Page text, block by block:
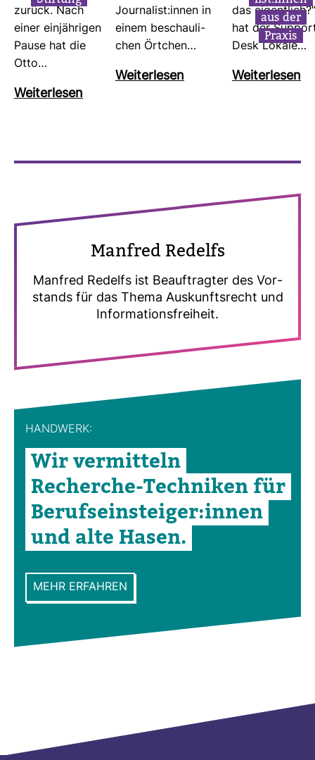
zurück. Nach
einer ein­jäh­rigen
Pause hat die
Otto…
Wei­ter­lesen
Jour­na­list:innen in
einem beschau­li­
chen Ört­chen…
Wei­ter­lesen
aus der
Praxis
das eigent­lich?“
hat der
Desk Lokale…
Wei­ter­lesen
Man­fred Redelfs
Man­fred Redelfs ist Beauf­tragter des Vor­
stands für das Thema Aus­kunfts­recht und
Infor­ma­ti­ons­frei­heit.
HAND­WERK:
Wir ver­mit­teln
Recherche-​Tech­niken für
Berufs­ein­steiger:innen
und alte Hasen.
MEHR ERFAHREN